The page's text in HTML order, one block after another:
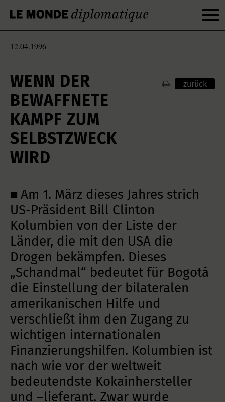
12.04.1996
WENN DER
BEWAFFNETE
KAMPF ZUM
SELBSTZWECK
WIRD
zurück
■ Am 1. März dieses Jahres strich
US-Präsident Bill Clinton
Kolumbien von der Liste der
Länder, die mit den USA die
Drogen bekämpfen. Dieses
„Schandmal“ bedeutet für Bogotá
die Einstellung der bilateralen
amerikanischen Hilfe und
verschließt ihm den Zugang zu
wichtigen internationalen
Finanzierungshilfen. Kolumbien ist
nach wie vor der weltweit
bedeutendste Kokainhersteller
und –lieferant. Zwar wurde